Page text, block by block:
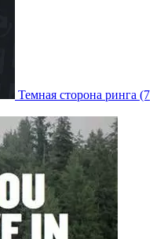
Темная сторона ринга (7